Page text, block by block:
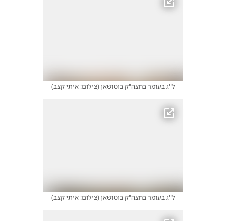
ל"ג בעומר בחצה"ק בוטושאן(צילום: איתי קצב)
ל"ג בעומר בחצה"ק בוטושאן(צילום: איתי קצב)